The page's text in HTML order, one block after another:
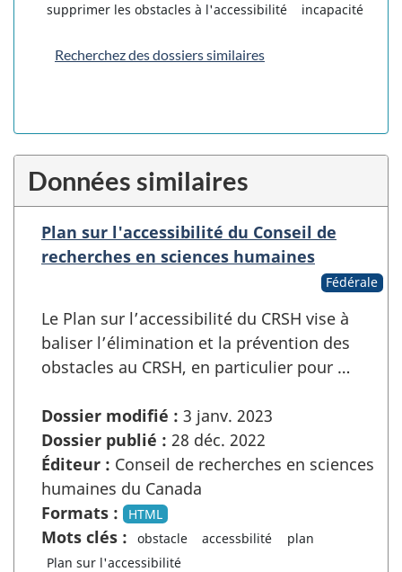
supprimer les obstacles à l'accessibilité
incapacité
Recherchez des dossiers similaires
Données similaires
Plan sur l'accessibilité du Conseil de
recherches en sciences humaines
Fédérale
Le Plan sur l’accessibilité du CRSH vise à
baliser l’élimination et la prévention des
obstacles au CRSH, en particulier pour …
Dossier modifié : 3 janv. 2023
Dossier publié : 28 déc. 2022
Éditeur : Conseil de recherches en sciences
humaines du Canada
Formats :
HTML
Mots clés : obstacle accessbilité
plan
Plan sur l'accessibilité